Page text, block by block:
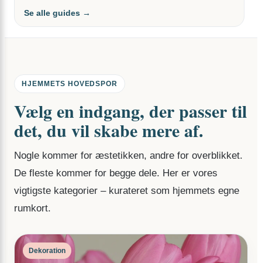
Se alle guides →
HJEMMETS HOVEDSPOR
Vælg en indgang, der passer til
det, du vil skabe mere af.
Nogle kommer for æstetikken, andre for overblikket.
De fleste kommer for begge dele. Her er vores
vigtigste kategorier – kurateret som hjemmets egne
rumkort.
Dekoration